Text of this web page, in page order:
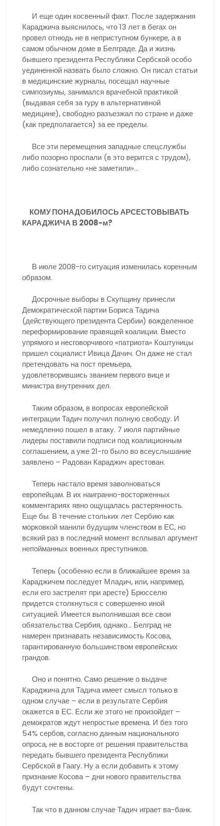
И еще один косвенный факт. После задержания
Караджича выяснилось, что 13 лет в бегах он
провел отнюдь не в неприступном бункере, а в
самом обычном доме в Белграде. Да и жизнь
бывшего президента Республики Сербской особо
уединенной назвать было сложно. Он писал статьи
в медицинские журналы, посещал научные
симпозиумы, занимался врачебной практикой
(выдавая себя за гуру в альтернативной
медицине), свободно разъезжал по стране и даже
(как предполагается) за ее пределы.
Все эти перемещения западные спецслужбы
либо позорно проспали (в это верится с трудом),
либо сознательно «не заметили»…
КОМУ ПОНАДОБИЛОСЬ АРСЕСТОВЫВАТЬ
КАРАДЖИЧА В 2008-м?
В июле 2008-го ситуация изменилась коренным
образом.
Досрочные выборы в Скупщину принесли
Демократической партии Бориса Тадича
(действующего президента Сербии) вожделенное
переформирование правящей коалиции. Вместо
упрямого и несговорчивого «патриота» Коштуницы
пришел социалист Ивица Дачич. Он даже не стал
претендовать на пост премьера,
удовлетворившись званием первого вице и
министра внутренних дел.
Таким образом, в вопросах европейской
интеграции Тадич получил полную свободу. И
немедленно пошел в атаку. 7 июля партийные
лидеры поставили подписи под коалиционным
соглашением, а уже 21-го было во всеуслышание
заявлено – Радован Караджич арестован.
Теперь настало время заволноваться
европейцам. В их наигранно-восторженных
комментариях явно ощущалась растерянность.
Еще бы. В течение стольких лет Сербию как
морковкой манили будущим членством в ЕС, но
всякий раз в последний момент всплывал аргумент
непойманных военных преступников.
Теперь (особенно если в ближайшее время за
Караджичем последует Младич, или, например,
если его застрелят при аресте) Брюсселю
придется столкнуться с совершенно иной
ситуацией. Имеется выполнившая все свои
обязательства Сербия, однако… Белград не
намерен признавать независимость Косова,
гарантированную большинством европейских
грандов.
Оно и понятно. Само решение о выдаче
Караджича для Тадича имеет смысл только в
одном случае – если в результате Сербия
окажется в ЕС. Если же этого не произойдет –
демократов ждут непростые времена. И без того
54% сербов, согласно данным национального
опроса, не в восторге от решения правительства
передать бывшего президента Республики
Сербской в Гаагу. Ну а если добавить к этому
признание Косова – дни нового правительства
будут сочтены.
Так что в данном случае Тадич играет ва-банк.